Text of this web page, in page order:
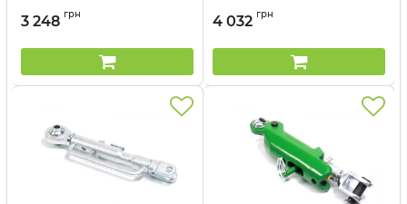
3 248 грн
Артикул: 63525-55
4 032 грн